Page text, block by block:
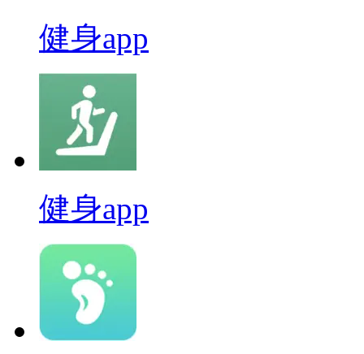
健身app
健身app